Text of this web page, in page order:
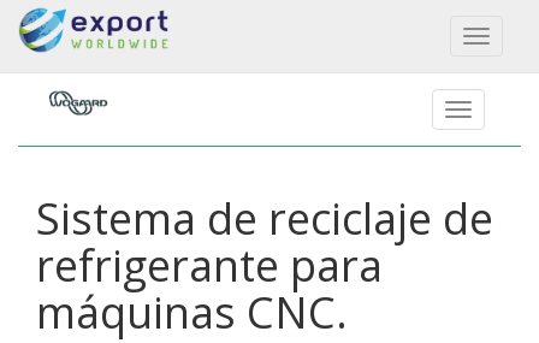
Toggle
Sistema de reciclaje de
refrigerante para
máquinas CNC.